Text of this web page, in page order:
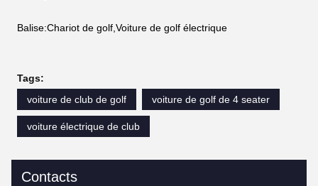
Balise:Chariot de golf,Voiture de golf électrique
Tags:
voiture de club de golf
voiture de golf de 4 seater
voiture électrique de club
Contacts